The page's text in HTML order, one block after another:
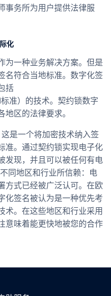
事务所为用户提供法律服
化
为一种业务解决方案。但是
名符合当地标准。数字化签
括
准）的技术。契约锁数字
区的法律要求。
是一个将加密技术纳入签
准。通过契约锁实现电子化
发现，并且可以被任何有电
同地区和行业所信赖：电
方式已经被广泛认可。在欧
化签名被认为是一种优先考
术。在这些地区和行业采用
意味着能更快地被您的合作